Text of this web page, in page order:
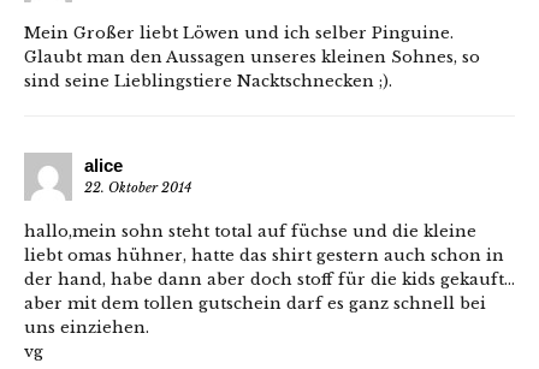
Mein Großer liebt Löwen und ich selber Pinguine.
Glaubt man den Aussagen unseres kleinen Sohnes, so
sind seine Lieblingstiere Nacktschnecken ;).
alice
22. Oktober 2014
hallo,mein sohn steht total auf füchse und die kleine
liebt omas hühner, hatte das shirt gestern auch schon in
der hand, habe dann aber doch stoff für die kids gekauft…
aber mit dem tollen gutschein darf es ganz schnell bei
uns einziehen.
vg